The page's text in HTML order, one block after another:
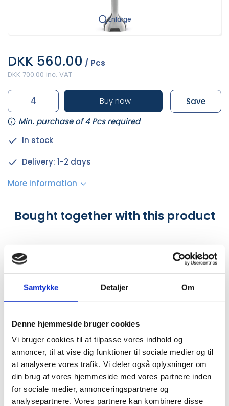
Samtykke Detaljer Om
Denne hjemmeside bruger cookies
Vi bruger cookies til at tilpasse vores indhold og
annoncer, til at vise dig funktioner til sociale medier og til
at analysere vores trafik. Vi deler også oplysninger om
din brug af vores hjemmeside med vores partnere inden
for sociale medier, annonceringspartnere og
analysepartnere. Vores partnere kan kombinere disse
Enlarge
DKK 560.00 / Pcs
DKK 700.00 inc. VAT
Buy now
Min. purchase of 4 Pcs required
Save
In stock
Delivery: 1-2 days
More information
Bought together with this product
DANE-11689
Makita Bor Bitsæt 256 Dele
DKK 640.00 / Pcs
DKK 800.00 inc. VAT
GJD24-200-BLUE
#Damask Sengetøj
Blue140x200
DKK 640.00